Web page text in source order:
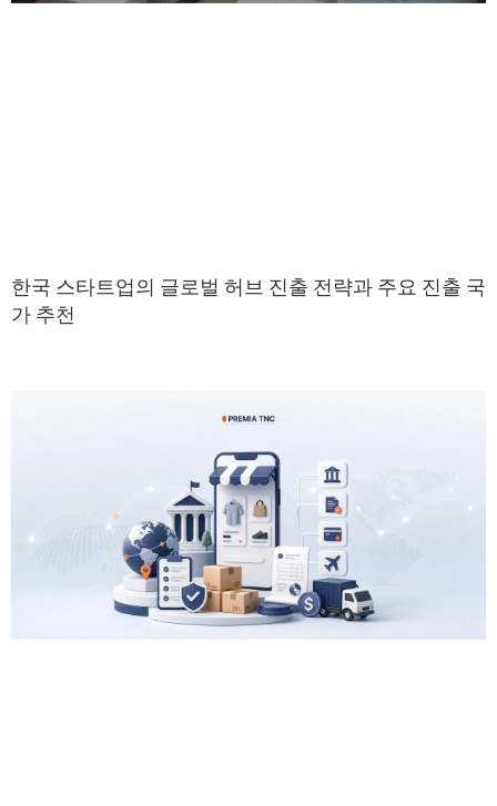
한국 스타트업의 글로벌 허브 진출 전략과 주요 진출 국
가 추천